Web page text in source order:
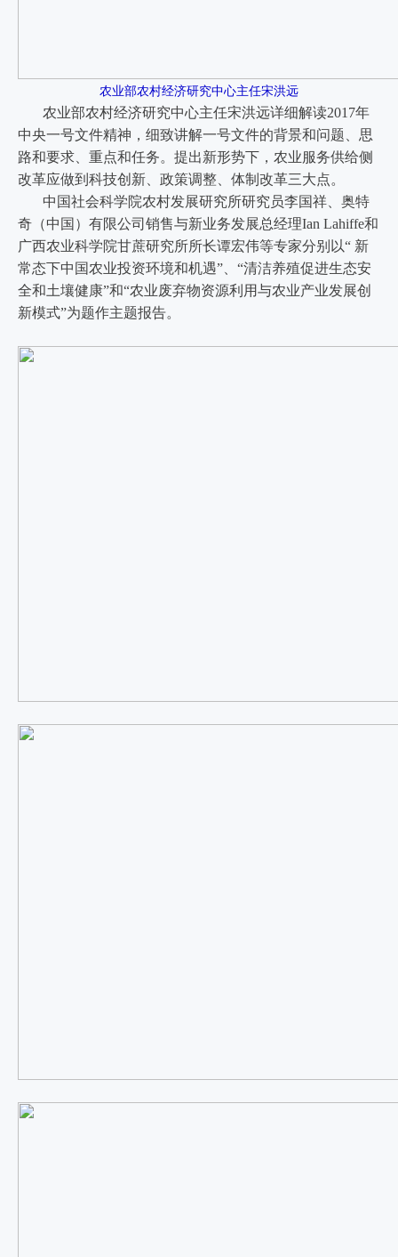
农业部农村经济研究中心主任宋洪远
农业部农村经济研究中心主任宋洪远详细解读2017年
中央一号文件精神，细致讲解一号文件的背景和问题、思
路和要求、重点和任务。提出新形势下，农业服务供给侧
改革应做到科技创新、政策调整、体制改革三大点。
中国社会科学院农村发展研究所研究员李国祥、奥特
奇（中国）有限公司销售与新业务发展总经理Ian Lahiffe和
广西农业科学院甘蔗研究所所长谭宏伟等专家分别以“ 新
常态下中国农业投资环境和机遇”、“清洁养殖促进生态安
全和土壤健康”和“农业废弃物资源利用与农业产业发展创
新模式”为题作主题报告。